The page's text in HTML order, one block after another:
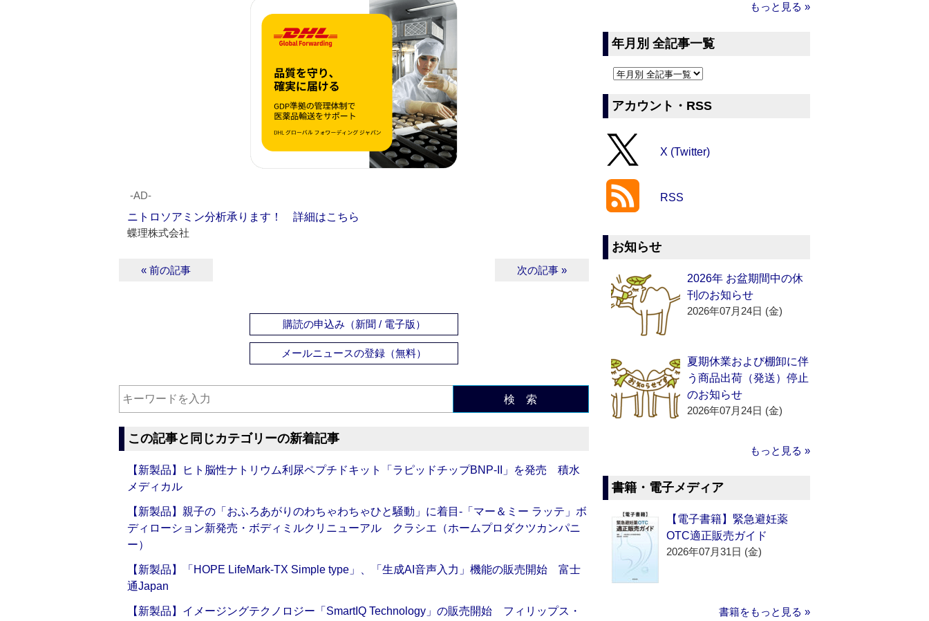
‐AD‐
ニトロソアミン分析承ります！ 詳細はこちら
蝶理株式会社
« 前の記事 次の記事 »
購読の申込み（新聞 / 電子版）
メールニュースの登録（無料）
検 索
この記事と同じカテゴリーの新着記事
【新製品】ヒト脳性ナトリウム利尿ペプチドキット「ラピッドチップBNP-II」を発売 積水
メディカル
【新製品】親子の「おふろあがりのわちゃわちゃひと騒動」に着目‐「マー＆ミー ラッテ」ボ
ディローション新発売・ボディミルクリニューアル クラシエ（ホームプロダクツカンパニ
ー）
【新製品】「HOPE LifeMark-TX Simple type」、「生成AI音声入力」機能の販売開始 富士
通Japan
【新製品】イメージングテクノロジー「SmartIQ Technology」の販売開始 フィリップス・
もっと見る »
年月別 全記事一覧
アカウント・RSS
X (Twitter)
RSS
お知らせ
2026年 お盆期間中の休
刊のお知らせ
2026年07月24日 (金)
夏期休業および棚卸に伴
う商品出荷（発送）停止
のお知らせ
2026年07月24日 (金)
もっと見る »
書籍・電子メディア
【電子書籍】緊急避妊薬
OTC適正販売ガイド
2026年07月31日 (金)
書籍をもっと見る »